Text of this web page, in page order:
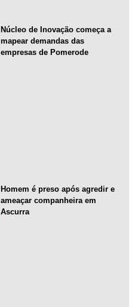
Núcleo de Inovação começa a
mapear demandas das
empresas de Pomerode
Homem é preso após agredir e
ameaçar companheira em
Ascurra